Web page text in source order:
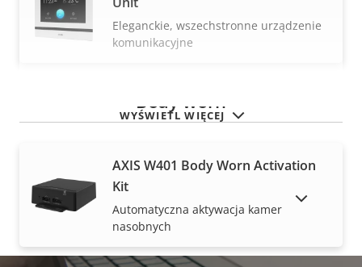
WYŚWIETL WIĘCEJ
Eleganckie, wszechstronne urządzenie
komunikacyjne
Body worn
AXIS W401 Body Worn Activation
Kit
Automatyczna aktywacja kamer
nasobnych
POKAŻ PRODUKTY WYCOFANE Z RYNKU